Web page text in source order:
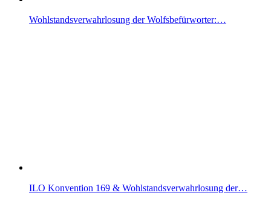
Wohlstandsverwahrlosung der Wolfsbefürworter:…
ILO Konvention 169 & Wohlstandsverwahrlosung der…